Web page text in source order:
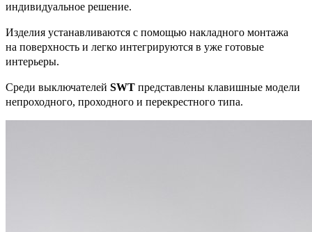
индивидуальное решение.
Изделия устанавливаются с помощью накладного монтажа
на поверхность и легко интегрируются в уже готовые
интерьеры.
Среди выключателей SWT представлены клавишные модели
непроходного, проходного и перекрестного типа.